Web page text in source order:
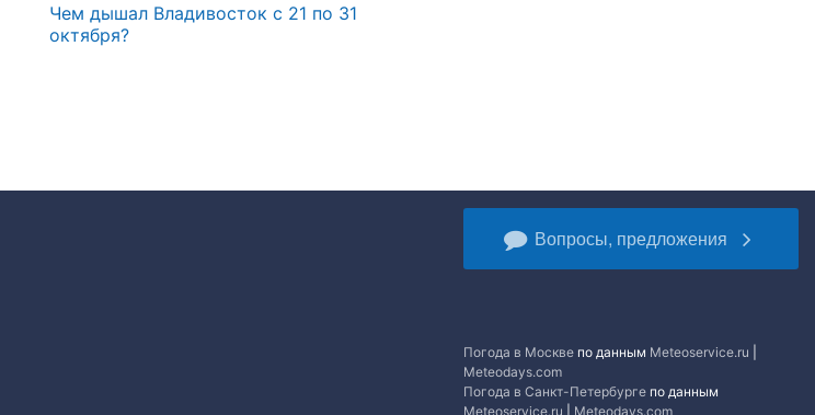
Чем дышал Владивосток с 21 по 31
октября?
Вопросы, предложения
Погода в Москве по данным Meteoservice.ru
Meteodays.com
Погода в Санкт-Петербурге по данным
Meteoservice.ru
Meteodays.com